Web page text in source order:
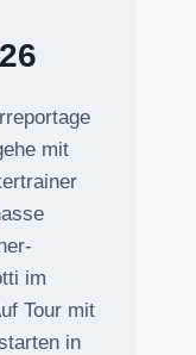
mit
im
Tour mit
in